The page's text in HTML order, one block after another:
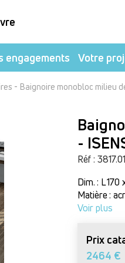
engagements Votre
- Baignoire monobloc milieu
-
Réf :
Dim. : L 170
Matière :
Voir plus
Prix
2464 €